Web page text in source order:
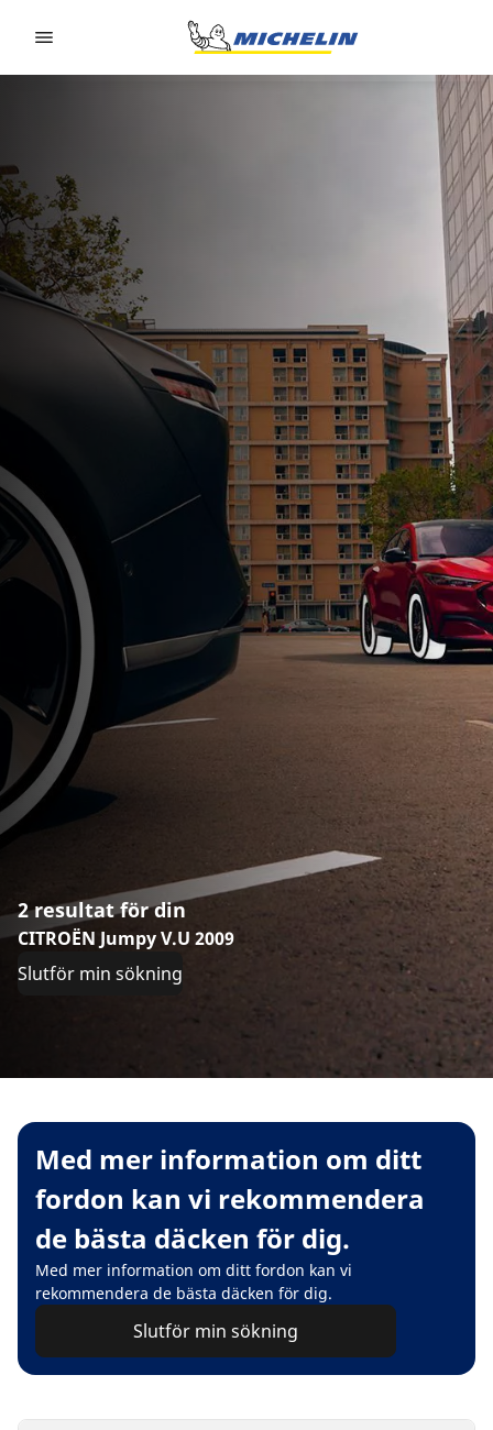
2 resultat för din
CITROËN Jumpy V.U 2009
Slutför min sökning
Med mer information om ditt
fordon kan vi rekommendera
de bästa däcken för dig.
Med mer information om ditt fordon kan vi
rekommendera de bästa däcken för dig.
Slutför min sökning